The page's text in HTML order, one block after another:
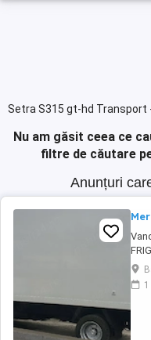
Setra S315 gt-hd Transport
Nu am găsit ceea ce
filtre de căutare
Anunțuri
2.7-